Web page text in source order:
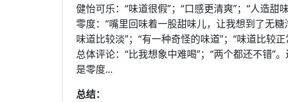
健怡可乐：“味道很假”；“口感更清爽”；“人造甜
零度：“嘴里回味着一股甜味儿，让我想到了无糖
味道比较淡”；“有一种奇怪的味道”；“味道比较正
总体评论：“比我想象中难喝”；“两个都还不错”
是零度...
总结：